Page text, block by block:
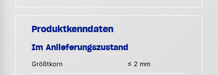
Produktkenndaten
Im Anlieferungszustand
Größtkorn ≤ 2 mm